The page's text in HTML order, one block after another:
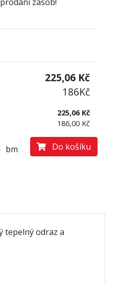
225,06 Kč
186Kč
225,06 Kč
186,00 Kč
bm Do košíku
tepelný odraz a